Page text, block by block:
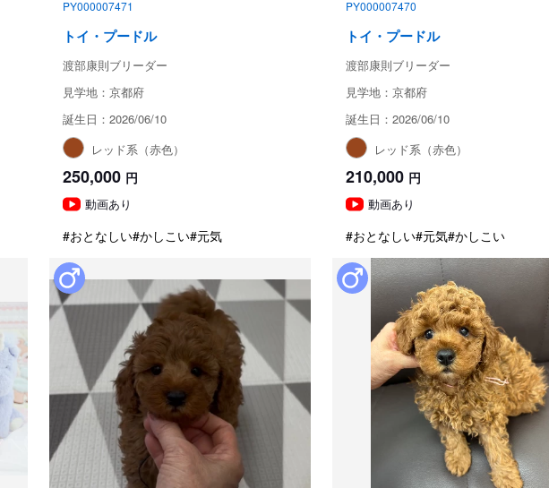
PY000007471
トイ・プードル
渡部康則ブリーダー
見学地：京都府
誕生日：2026/06/10
レッド系（赤色）
250,000 円
動画あり
#おとなしい#かしこい#元気
PY000007470
トイ・プードル
渡部康則ブリーダー
見学地：京都府
誕生日：2026/06/10
レッド系（赤色）
210,000 円
動画あり
#おとなしい#元気#かしこい